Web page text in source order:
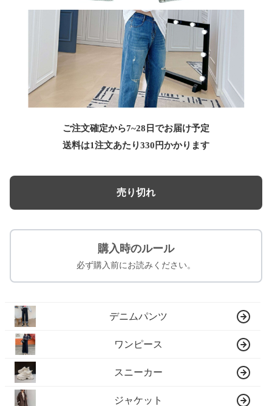
ご注文確定から7~28日でお届け予定
送料は1注文あたり330 円かかります
売り切れ
購入時のルール
必ず購入前にお読みください。
デニムパンツ
ワンピース
スニーカー
ジャケット